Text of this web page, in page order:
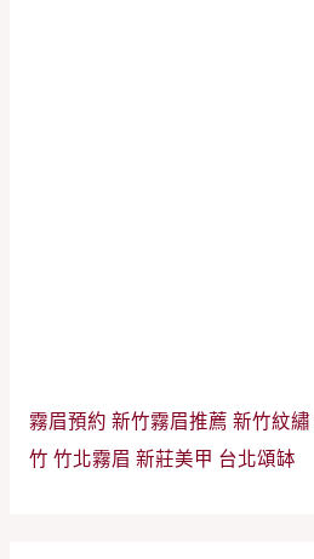
霧眉預約 新竹霧眉推薦 新竹紋繡
竹 竹北霧眉 新莊美甲 台北頌缽